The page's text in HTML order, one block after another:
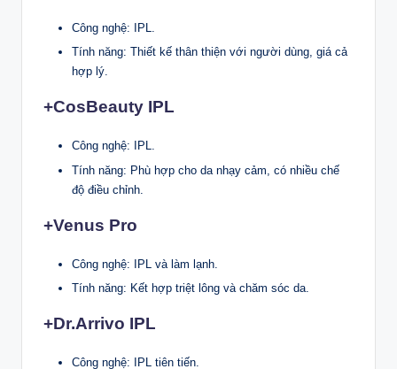
Công nghệ: IPL.
Tính năng: Thiết kế thân thiện với người dùng, giá cả
hợp lý.
+CosBeauty IPL
Công nghệ: IPL.
Tính năng: Phù hợp cho da nhạy cảm, có nhiều chế
độ điều chỉnh.
+Venus Pro
Công nghệ: IPL và làm lạnh.
Tính năng: Kết hợp triệt lông và chăm sóc da.
+Dr.Arrivo IPL
Công nghệ: IPL tiên tiến.